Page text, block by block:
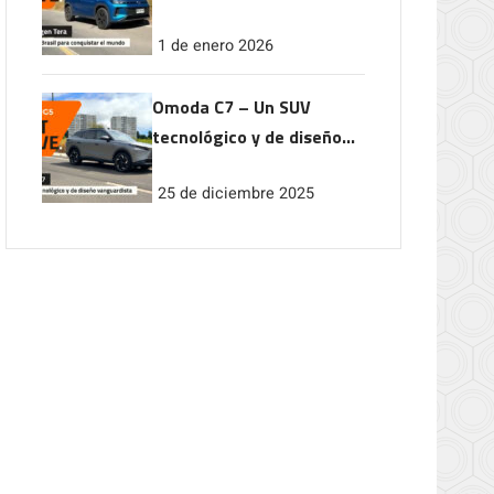
1 de enero 2026
Omoda C7 – Un SUV
tecnológico y de diseño
25 de diciembre 2025